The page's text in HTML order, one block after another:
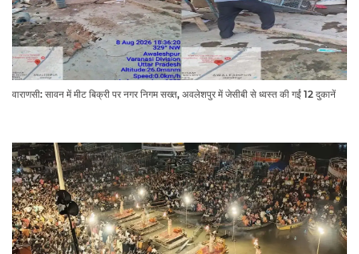
वाराणसी: सावन में मीट बिक्री पर नगर निगम सख्त, अवलेशपुर में जेसीबी से ध्वस्त की गईं 12 दुकानें